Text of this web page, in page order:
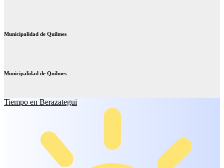
Municipalidad de Quilmes
Municipalidad de Quilmes
Tiempo en Berazategui